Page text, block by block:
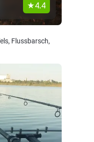
4.4
Flussbarsch,